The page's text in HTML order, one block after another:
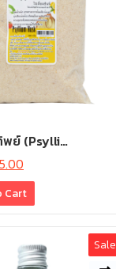
ย์ (Psylli…
Cart
Sale